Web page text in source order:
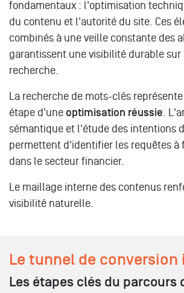
fondamentaux : l'optimisation
du contenu et l'autorité du site. Ces
combinés à une veille constante des
garantissent une visibilité durable sur
recherche.
La recherche de mots-clés
étape d'une optimisation réussie .
sémantique et l'étude des intentions
permettent d'identifier les requêtes à
dans le secteur financier.
Le maillage interne des contenus
visibilité naturelle.
Le tunnel de conversion
Les étapes clés du parcours